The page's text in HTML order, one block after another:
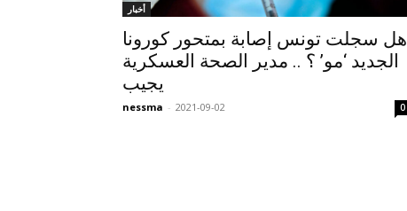
أخبار
هل سجلت تونس إصابة بمتحور كورونا
الجديد ‘مو’ ؟ .. مدير الصحة العسكرية
يجيب
nessma - 2021-09-02 0